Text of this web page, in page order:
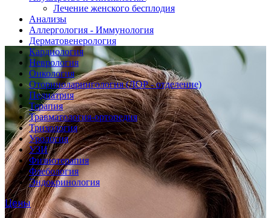
Лечение женского бесплодия
Анализы
Аллергология - Иммунология
Дерматовенерология
Кардиология
Неврология
Онкология
Оториноларингология (ЛОР - отделение)
Педиатрия
Терапия
Травматология-ортопедия
Трихология
Урология
УЗИ
Физиотерапия
Флебология
Эндокринология
Цены